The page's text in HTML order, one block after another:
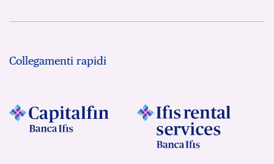
Collegamenti rapidi